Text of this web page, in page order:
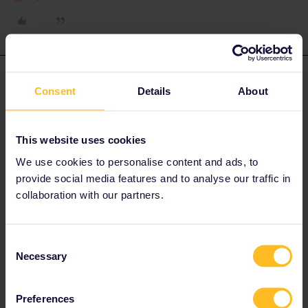
Consent Details About
This website uses cookies
We use cookies to personalise content and ads, to
provide social media features and to analyse our traffic in
collaboration with our partners.
Selection
Necessary
Preferences
!!!et éventuellement le train de nuit.
En effet le trajet Moutier- Basel_SBB est ~1/3 du prix de Moutier -
>Buchs (SG)
En tout cas merci “thibcabe” pour votre précieuse suggestion ;)